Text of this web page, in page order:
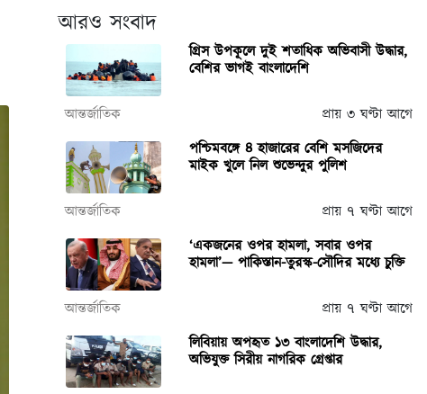
আরও সংবাদ
গ্রিস উপকূলে দুই শতাধিক অভিবাসী উদ্ধার,
বেশির ভাগই বাংলাদেশি
আন্তর্জাতিক
প্রায় ৩ ঘণ্টা আগে
পশ্চিমবঙ্গে ৪ হাজারের বেশি মসজিদের
মাইক খুলে নিল শুভেন্দুর পুলিশ
আন্তর্জাতিক
প্রায় ৭ ঘণ্টা আগে
‘একজনের ওপর হামলা, সবার ওপর
হামলা’— পাকিস্তান-তুরস্ক-সৌদির মধ্যে চুক্তি
আন্তর্জাতিক
প্রায় ৭ ঘণ্টা আগে
লিবিয়ায় অপহৃত ১৩ বাংলাদেশি উদ্ধার,
অভিযুক্ত সিরীয় নাগরিক গ্রেপ্তার